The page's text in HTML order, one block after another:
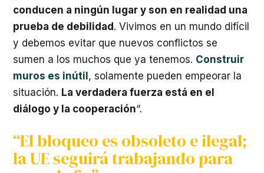
conducen a ningún lugar y son en realidad una
prueba de debilidad. Vivimos en un mundo difícil
y debemos evitar que nuevos conflictos se
sumen a los muchos que ya tenemos. Construir
muros es inútil, solamente pueden empeorar la
situación. La verdadera fuerza está en el
diálogo y la cooperación“.
“El bloqueo es obsoleto e ilegal;
la UE seguirá trabajando para